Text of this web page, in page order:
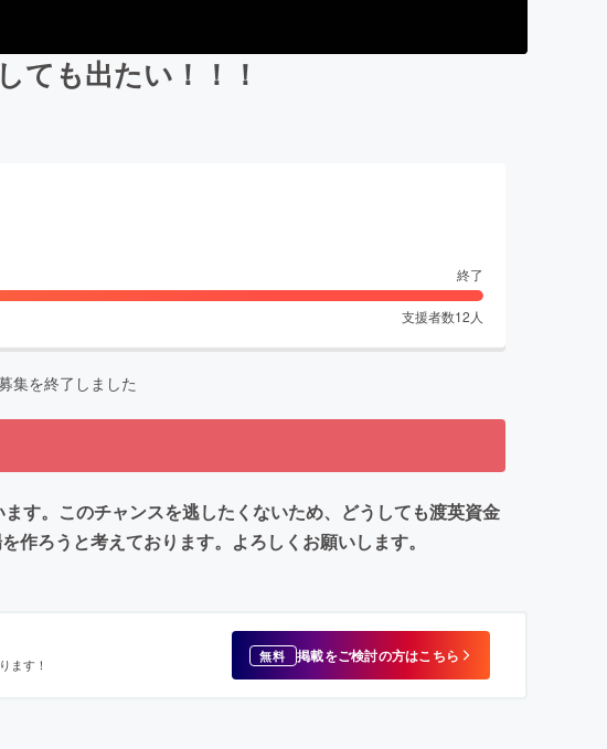
ても出たい！！！
終了
支援者数12 人
集を終了しました
す。このチャンスを逃したくないため、どうしても渡英資金
ろうと考えております。よろしくお願いします。
ます！ 無料 掲載をご検討の方はこちら